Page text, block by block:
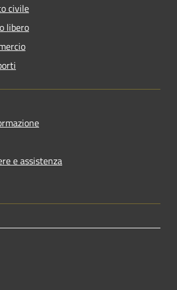
civile
libero
e assistenza